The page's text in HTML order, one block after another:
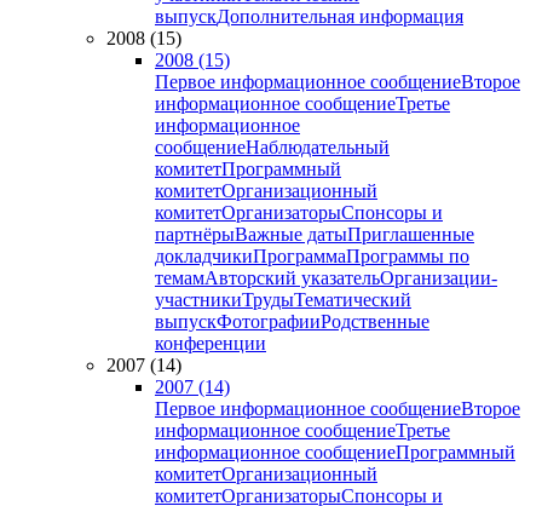
выпускДополнительная информация
2008 (15)
2008 (15)
Первое информационное сообщениеВторое
информационное сообщениеТретье
информационное
сообщениеНаблюдательный
комитетПрограммный
комитетОрганизационный
комитетОрганизаторыСпонсоры и
партнёрыВажные датыПриглашенные
докладчикиПрограммаПрограммы по
темамАвторский указательОрганизации-
участникиТрудыТематический
выпускФотографииРодственные
конференции
2007 (14)
2007 (14)
Первое информационное сообщениеВторое
информационное сообщениеТретье
информационное сообщениеПрограммный
комитетОрганизационный
комитетОрганизаторыСпонсоры и